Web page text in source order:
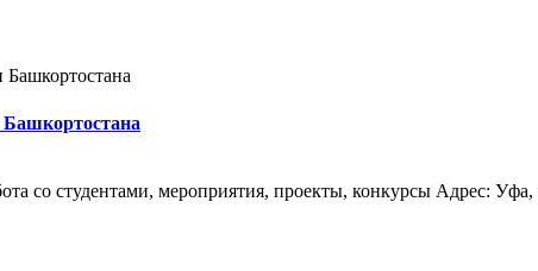
со студентами, мероприятия, проекты, конкурсы Адрес: